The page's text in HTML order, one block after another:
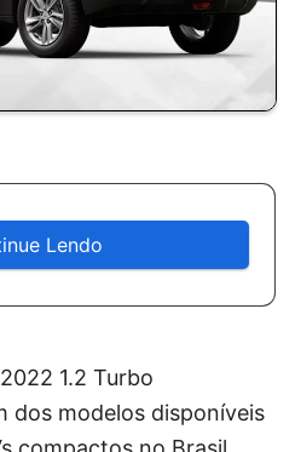
Lendo
1.2 Turbo
dos modelos disponíveis